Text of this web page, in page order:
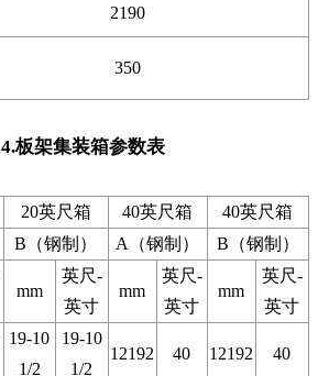
2190
350
4.板架集装箱参数表
20英尺箱 40英尺箱
40英尺箱
B（钢制） A（钢制） B（钢制）
mm
英尺-
英寸
mm
英尺-
英寸
mm
英尺-
英寸
19-10
1/2
19-10
1/2
12192 40 12192 40